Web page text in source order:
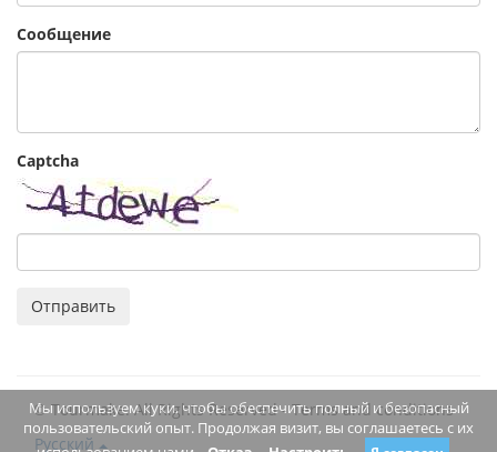
Сообщение
Captcha
Отправить
© Tourmake. All Rights Reserved -Terms and conditions
Русский
Мы используем куки, чтобы обеспечить полный и безопасный
пользовательский опыт. Продолжая визит, вы соглашаетесь с их